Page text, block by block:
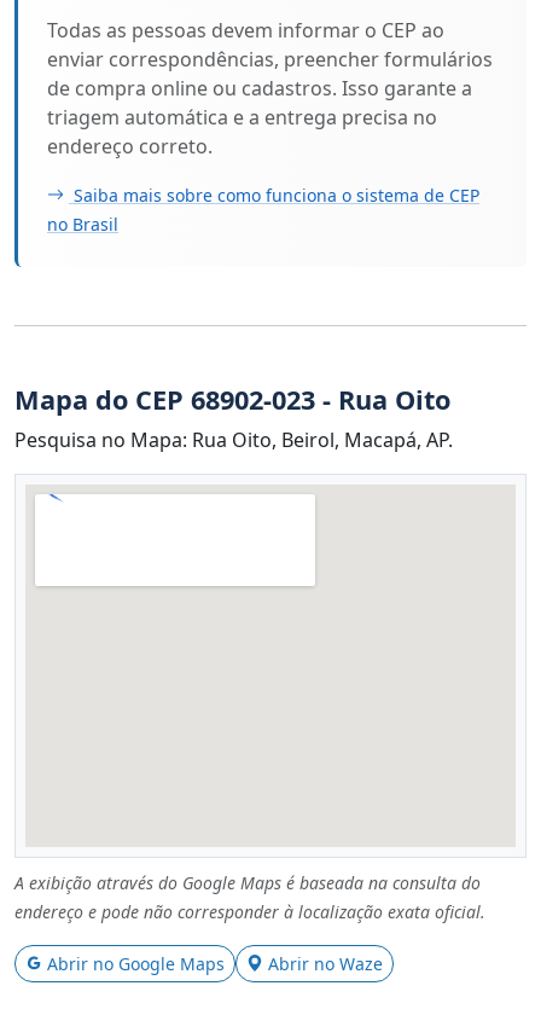
Todas as pessoas devem informar o CEP ao
enviar correspondências, preencher formulários
de compra online ou cadastros. Isso garante a
triagem automática e a entrega precisa no
endereço correto.
Saiba mais sobre como funciona o sistema de CEP
no Brasil
Mapa do CEP 68902-023 - Rua Oito
Pesquisa no Mapa: Rua Oito, Beirol, Macapá, AP.
A exibição através do Google Maps é baseada na consulta do
endereço e pode não corresponder à localização exata oficial.
Abrir no Google Maps Abrir no Waze